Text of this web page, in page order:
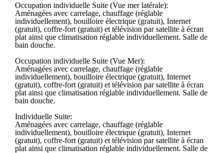
Occupation individuelle Suite (Vue mer latérale):
Aménagées avec carrelage, chauffage (réglable
individuellement), bouilloire électrique (gratuit), Internet
(gratuit), coffre-fort (gratuit) et télévision par satellite à écran
plat ainsi que climatisation réglable individuellement. Salle de
bain douche.
Occupation individuelle Suite (Vue Mer):
Aménagées avec carrelage, chauffage (réglable
individuellement), bouilloire électrique (gratuit), Internet
(gratuit), coffre-fort (gratuit) et télévision par satellite à écran
plat ainsi que climatisation réglable individuellement. Salle de
bain douche.
Individuelle Suite:
Aménagées avec carrelage, chauffage (réglable
individuellement), bouilloire électrique (gratuit), Internet
(gratuit), coffre-fort (gratuit) et télévision par satellite à écran
plat ainsi que climatisation réglable individuellement. Salle de